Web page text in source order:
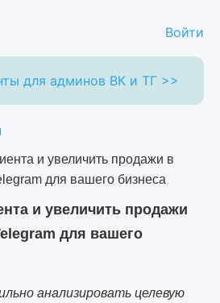
Войти
для админов ВК и ТГ >>
и увеличить продажи
для вашего
анализировать целевую